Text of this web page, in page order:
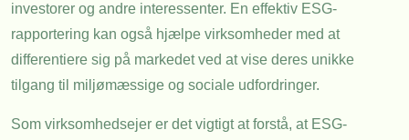
investorer og andre interessenter. En effektiv ESG-
rapportering kan også hjælpe virksomheder med at
differentiere sig på markedet ved at vise deres unikke
tilgang til miljømæssige og sociale udfordringer.
Som virksomhedsejer er det vigtigt at forstå, at ESG-